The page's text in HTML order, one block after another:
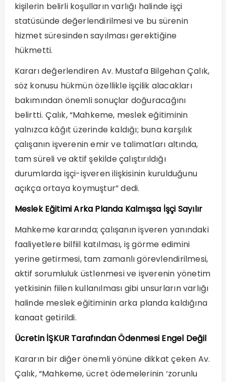
kişilerin belirli koşulların varlığı halinde işçi
statüsünde değerlendirilmesi ve bu sürenin
hizmet süresinden sayılması gerektiğine
hükmetti.
Kararı değerlendiren Av. Mustafa Bilgehan Çalık,
söz konusu hükmün özellikle işçilik alacakları
bakımından önemli sonuçlar doğuracağını
belirtti. Çalık, “Mahkeme, meslek eğitiminin
yalnızca kâğıt üzerinde kaldığı; buna karşılık
çalışanın işverenin emir ve talimatları altında,
tam süreli ve aktif şekilde çalıştırıldığı
durumlarda işçi-işveren ilişkisinin kurulduğunu
açıkça ortaya koymuştur” dedi.
Meslek Eğitimi Arka Planda Kalmışsa İşçi Sayılır
Mahkeme kararında; çalışanın işveren yanındaki
faaliyetlere bilfiil katılması, iş görme edimini
yerine getirmesi, tam zamanlı görevlendirilmesi,
aktif sorumluluk üstlenmesi ve işverenin yönetim
yetkisinin fiilen kullanılması gibi unsurların varlığı
halinde meslek eğitiminin arka planda kaldığına
kanaat getirildi.
Ücretin İŞKUR Tarafından Ödenmesi Engel Değil
Kararın bir diğer önemli yönüne dikkat çeken Av.
Çalık, “Mahkeme, ücret ödemelerinin ‘zorunlu